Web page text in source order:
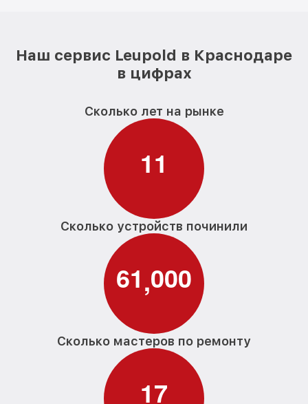
Наш сервис Leupold в Краснодаре
в цифрах
Сколько лет на рынке
11
Сколько устройств починили
61,000
Сколько мастеров по ремонту
17